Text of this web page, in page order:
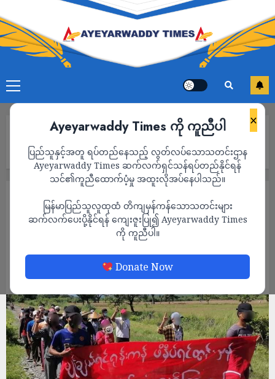
×
Ayeyarwaddy Times ကို ကူညီပါ
ပြည်သူနှင့်အတူ ရပ်တည်နေသည့် လွတ်လပ်သောသတင်းဌာန
Ayeyarwaddy Times ဆက်လက်ရှင်သန်ရပ်တည်နိုင်ရန်
သင်၏ကူညီထောက်ပံ့မှု အထူးလိုအပ်နေပါသည်။
မြန်မာပြည်သူလူထုထံ တိကျမှန်ကန်သောသတင်းများ
ဆက်လက်ပေးပို့နိုင်ရန် ကျေးဇူးပြု၍ Ayeyarwaddy Times
ကို ကူညီပါ။
Donate Now
အလိုမရှိကြောင်း ဆန္ဒထုတ်ဖော်
ကလေးမြို့နယ်တွင် ပင်မသပိတ် စစ်ကြောင်းမှ
စစ်အာဏာရှင်လုံးဝအလိုမရှိကြောင်း ဆန္ဒ
ထုတ်ဖော်
ADMIN AUGUST 15, 2022